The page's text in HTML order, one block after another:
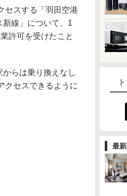
最
セスする「羽田空港
線」について、1
許可を受けたこと
からは乗り換えなし
クセスできるように